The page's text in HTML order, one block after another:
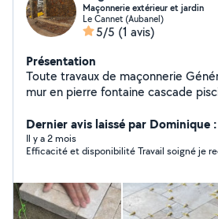
Maçonnerie extérieur et jardin
Le Cannet (Aubanel)
5/5 (1 avis)
Présentation
Toute travaux de maçonnerie
mur en pierre fontaine cascade
mur en parpaing dallage et création
entretien de jardin arrosage
tondeuse gazon clouture griage et
Dernier avis laissé par Dominique
Il y a 2 mois
Efficacité et